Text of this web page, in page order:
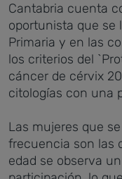
Cantabria cuenta
oportunista que se
Primaria y en las
los criterios del
cáncer de cérvix
citologías con una
Las mujeres que
frecuencia son las
edad se observa